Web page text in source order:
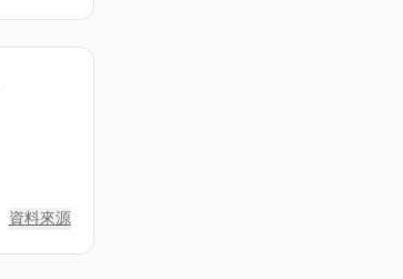
資料來源